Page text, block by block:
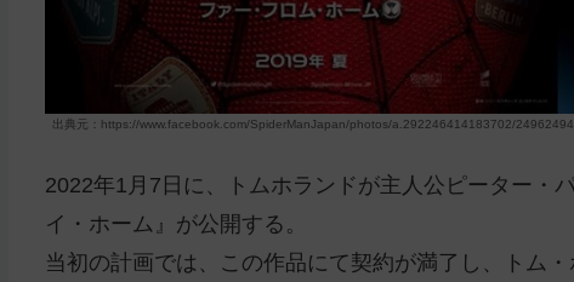
出典元：https://www.facebook.com/SpiderManJapan/photos/a.292246414183702/
2022年1月7日に、トムホランドが主人公ピーター・
イ・ホーム』が公開する。
当初の計画では、この作品にて契約が満了し、トム